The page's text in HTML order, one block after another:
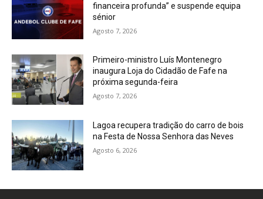
financeira profunda” e suspende equipa
sénior
Agosto 7, 2026
Primeiro-ministro Luís Montenegro
inaugura Loja do Cidadão de Fafe na
próxima segunda-feira
Agosto 7, 2026
Lagoa recupera tradição do carro de bois
na Festa de Nossa Senhora das Neves
Agosto 6, 2026